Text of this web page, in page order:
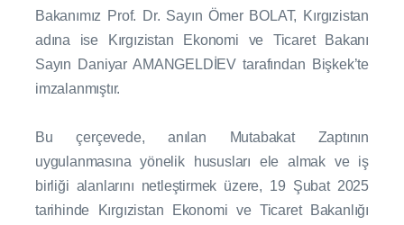
Bakanımız Prof. Dr. Sayın Ömer BOLAT, Kırgızistan
adına ise Kırgızistan Ekonomi ve Ticaret Bakanı
Sayın Daniyar AMANGELDİEV tarafından Bişkek’te
imzalanmıştır.
Bu çerçevede, anılan Mutabakat Zaptının
uygulanmasına yönelik hususları ele almak ve iş
birliği alanlarını netleştirmek üzere, 19 Şubat 2025
tarihinde Kırgızistan Ekonomi ve Ticaret Bakanlığı